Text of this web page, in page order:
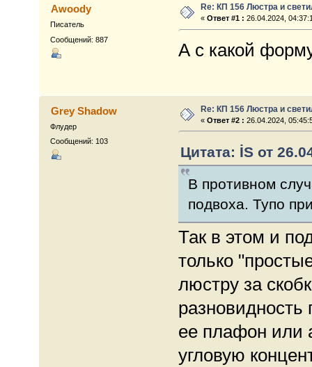
Awoody
Писатель
Сообщений: 887
Re: КП 156 Люстра и
«Ответ #1 : 26.04.2024,
А с какой
Grey Shadow
Флудер
Сообщений: 103
Re: КП 156 Люстра и
«Ответ #2 : 26.04.2024,
Цитата: İS от
В противном
подвоха. Тупо
Так в этом и
только
люстру за
разновидность
ее плафон или
угловую